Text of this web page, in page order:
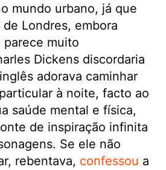
mundo urbano, já que
Londres, embora
parece muito
Dickens discordaria
adorava caminhar
à noite, facto ao
saúde mental e física,
de inspiração infinita
Se ele não
rebentava, confessou a